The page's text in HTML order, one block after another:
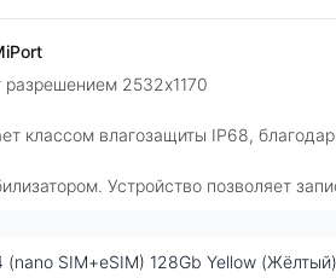
разрешением 2532x1170
классом влагозащиты IP68,
Устройство позволяет